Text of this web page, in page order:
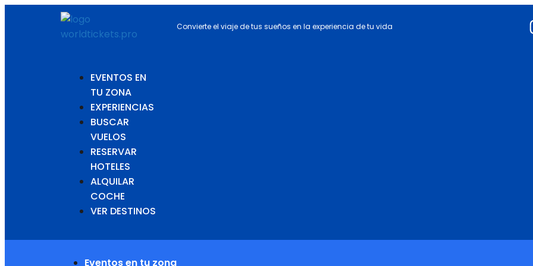
Convierte el viaje de tus sueños en la experiencia de tu vida
EVENTOS EN
TU ZONA
EXPERIENCIAS
BUSCAR
VUELOS
RESERVAR
HOTELES
ALQUILAR
COCHE
VER DESTINOS
Eventos en tu zona